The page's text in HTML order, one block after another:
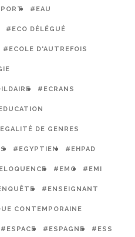
#EAU
#ECO DÉLÉGUÉ
#ECOLE D'AUTREFOIS
#ECRANS
DE GENRES
#EGYPTIEN #EHPAD
#EMC #EMI
#ENSEIGNANT
CONTEMPORAINE
#ESPACE #ESPAGNE #ESS